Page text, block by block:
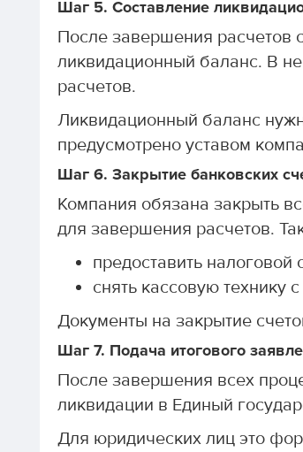
Шаг 5. Составление
После завершения расчетов
ликвидационный баланс. В
расчетов.
Ликвидационный баланс
предусмотрено уставом
Шаг 6. Закрытие банковских
Компания обязана закрыть
для завершения расчетов.
предоставить
снять кассовую технику
Документы на закрытие
Шаг 7. Подача итогового
После завершения всех
ликвидации в Единый
Для юридических лиц это